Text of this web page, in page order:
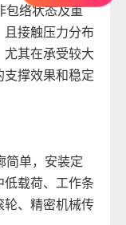
包络状态及重
接触压力分布
其在承受较大
撑效果和稳定
简单，安装定
低载荷、 工作条
轮、 精密机械传